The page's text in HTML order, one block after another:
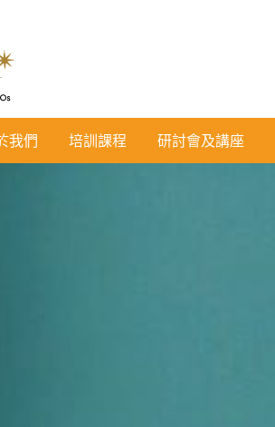
我們 培訓課程 研討會及講座